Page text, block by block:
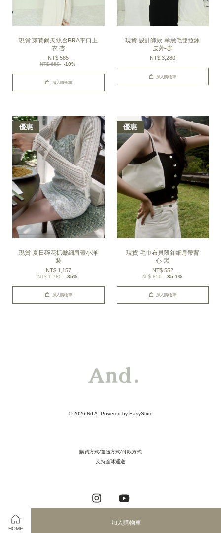
HOME
加入購物車
現貨 萊賽爾天絲含BRA平口上
衣 杏
NT$ 585
NT$ 650 -10%
加入購物車
現貨 設計師款-羊羔毛雙拉鍊
皮外-咖
NT$ 3,280
加入購物車
優惠
現貨-夏日碎花抓皺細肩帶小洋
裝
NT$ 1,157
NT$ 1,780 -35%
加入購物車
優惠
現貨-毛巾布貝殼釦細肩帶背
心-黑
NT$ 552
NT$ 850 -35.1%
加入購物車
© 2026 Nd A. Powered by EasyStore
購買方式/運送方式/付款方式
支持全球運送
Instagram